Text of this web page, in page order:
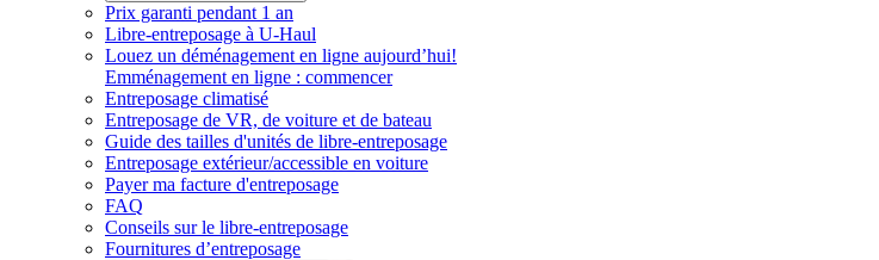
Prix garanti pendant 1 an
Libre-entreposage à U-Haul
Louez un déménagement en ligne aujourd’hui!
Emménagement en ligne : commencer
Entreposage climatisé
Entreposage de VR, de voiture et de bateau
Guide des tailles d'unités de libre-entreposage
Entreposage extérieur/accessible en voiture
Payer ma facture d'entreposage
FAQ
Conseils sur le libre-entreposage
Fournitures d’entreposage